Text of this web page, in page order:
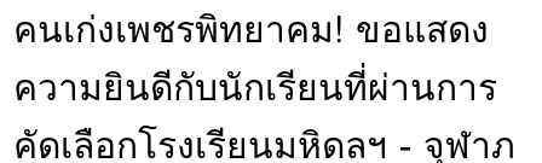
คนเก่งเพชรพิทยาคม! ขอแสดง
ความยินดีกับนักเรียนที่ผ่านการ
คัดเลือกโรงเรียนมหิดลฯ - จุฬาภ